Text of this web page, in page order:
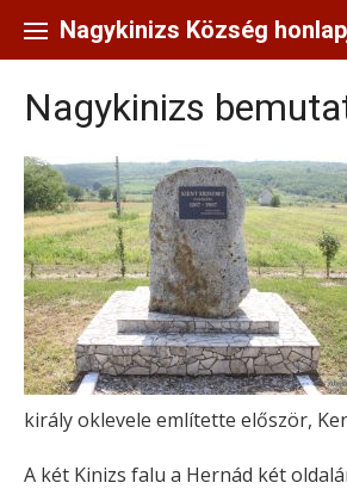
content
Nagykinizs Község
Nagykinizs
király oklevele említette először,
A két Kinizs falu a Hernád két